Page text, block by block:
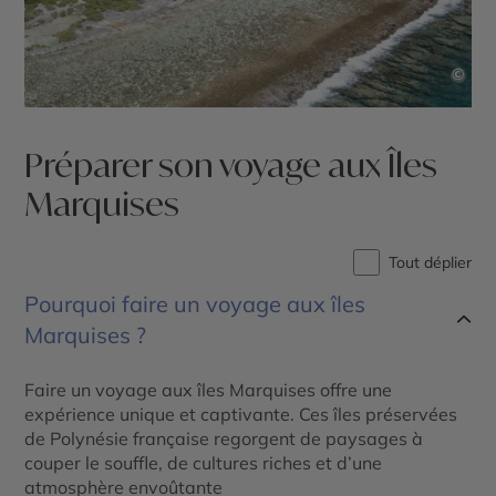
©
Préparer son voyage aux Îles
Marquises
Tout déplier
Pourquoi faire un voyage aux îles
Marquises ?
Faire un voyage aux îles Marquises offre une
expérience unique et captivante. Ces îles préservées
de Polynésie française regorgent de paysages à
couper le souffle, de cultures riches et d’une
atmosphère envoûtante